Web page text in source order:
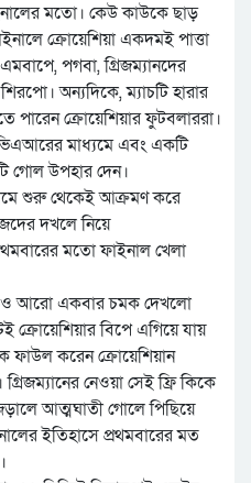
মতো। কেউ কাউকে ছাড়
ক্রোয়েশিয়া একদমই পাত্তা
পগবা, গ্রিজম্যানদের
অন্যদিকে, ম্যাচটি হারার
পারেন ক্রোয়েশিয়ার ফুটবলাররা।
মাধ্যমে এবং একটি
গোল উপহার দেন।
শুরু থেকেই আক্রমণ করে
দখলে নিয়ে
মতো ফাইনাল খেলা
আরো একবার চমক দেখলো
ক্রোয়েশিয়ার বিপে এগিয়ে যায়
ফাউল করেন ক্রোয়েশিয়ান
নেওয়া সেই ফ্রি কিকে
আত্মঘাতী গোলে পিছিয়ে
ইতিহাসে প্রথমবারের মত